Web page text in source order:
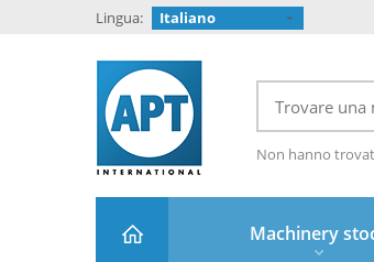
Lingua: Italiano
Non hanno
Machinery